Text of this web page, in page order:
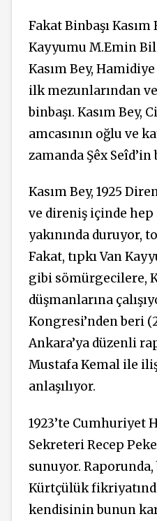
Fakat Binbaşı Kasım
Kayyumu M.Emin
Kasım Bey,
ilk mezunlarından
binbaşı. Kasım Bey,
amcasının oğlu ve
zamanda Şêx Seîd’in
Kasım Bey, 1925
ve direniş içinde hep
yakınında duruyor,
Fakat, tıpkı Van
gibi sömürgecilere,
düşmanlarına
Kongresi’nden beri
Ankara’ya düzenli
Mustafa Kemal ile
anlaşılıyor.
1923’te Cumhuriyet
Sekreteri Recep
sunuyor.
Kürtçülük
kendisinin bunun